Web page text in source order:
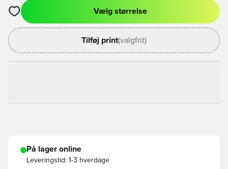
Åbner en Modal til at logge ind eller tilmelde dig som medlem
Vælg størrelse
Tilføj print(valgfrit)
På lager online
Leveringstid: 1-3 hverdage